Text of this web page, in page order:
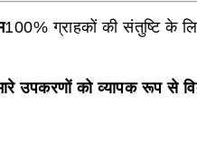
100% ग्राहकों की संतुष्टि के
उपकरणों को व्यापक रूप से